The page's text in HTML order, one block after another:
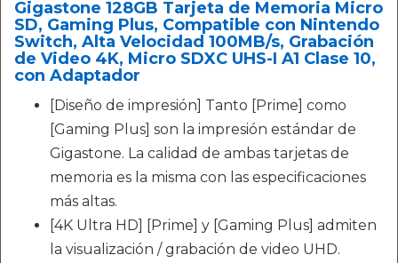
Gigastone 128GB Tarjeta de Memoria Micro
SD, Gaming Plus, Compatible con Nintendo
Switch, Alta Velocidad 100MB/s, Grabación
de Video 4K, Micro SDXC UHS-I A1 Clase 10,
con Adaptador
[Diseño de impresión] Tanto [Prime] como
[Gaming Plus] son la impresión estándar de
Gigastone. La calidad de ambas tarjetas de
memoria es la misma con las especificaciones
más altas.
[4K Ultra HD] [Prime] y [Gaming Plus] admiten
la visualización / grabación de video UHD.